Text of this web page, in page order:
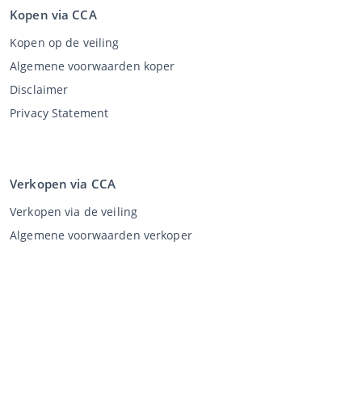
Kopen via CCA
Kopen op de veiling
Algemene voorwaarden koper
Disclaimer
Privacy Statement
Verkopen via CCA
Verkopen via de veiling
Algemene voorwaarden verkoper